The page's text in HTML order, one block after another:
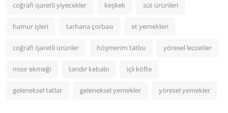
coğrafi işaretli yiyecekler keşkek süt ürünleri
hamur işleri tarhana çorbası et yemekleri
coğrafi işaretli ürünler höşmerim tatlısı yöresel lezzetler
mısır ekmeği tandır kebabı içli köfte
geleneksel tatlar geleneksel yemekler yöresel yemekler